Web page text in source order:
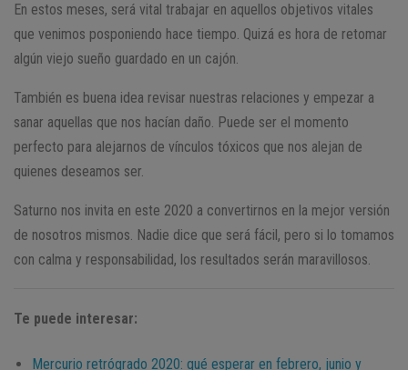
En estos meses, será vital trabajar en aquellos objetivos vitales
que venimos posponiendo hace tiempo. Quizá es hora de retomar
algún viejo sueño guardado en un cajón.
También es buena idea revisar nuestras relaciones y empezar a
sanar aquellas que nos hacían daño. Puede ser el momento
perfecto para alejarnos de vínculos tóxicos que nos alejan de
quienes deseamos ser.
Saturno nos invita en este 2020 a convertirnos en la mejor versión
de nosotros mismos. Nadie dice que será fácil, pero si lo tomamos
con calma y responsabilidad, los resultados serán maravillosos.
Te puede interesar:
Mercurio retrógrado 2020: qué esperar en febrero, junio y